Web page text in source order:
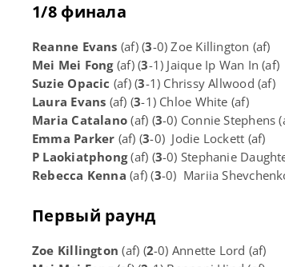
1/8 финала
Reanne Evans (af) (3-0) Zoe Killington (af)
Mei Mei Fong(af) (3-1) Jaique Ip Wan In (af)
Suzie Opacic (af) (3-1) Chrissy Allwood (af)
Laura Evans (af) (3-1) Chloe White (af)
Maria Catalano (af) (3-0) Connie Stephens
Emma Parker (af) (3-0) Jodie Lockett (af)
P Laokiatphong(af) (3-0) Stephanie
Rebecca Kenna (af) (3-0) Mariia
Первый раунд
Zoe Killington (af) (2-0) Annette Lord (af)